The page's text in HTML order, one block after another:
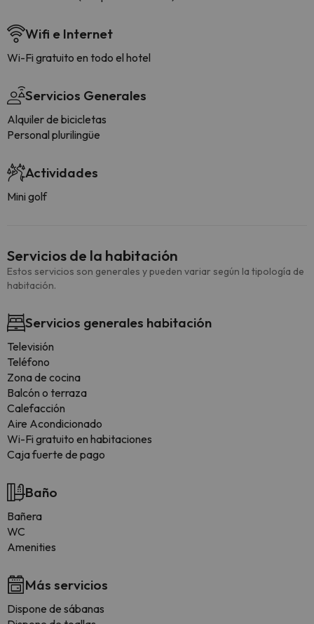
Wifi e Internet
Wi-Fi gratuito en todo el hotel
Servicios Generales
Alquiler de bicicletas
Personal plurilingüe
Actividades
Mini golf
Servicios de la habitación
Estos servicios son generales y pueden variar según la tipología de
habitación.
Servicios generales habitación
Televisión
Teléfono
Zona de cocina
Balcón o terraza
Calefacción
Aire Acondicionado
Wi-Fi gratuito en habitaciones
Caja fuerte de pago
Baño
Bañera
WC
Amenities
Más servicios
Dispone de sábanas